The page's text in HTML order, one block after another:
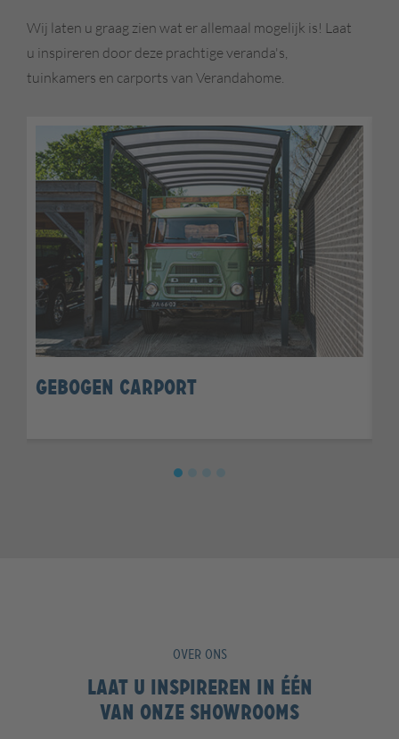
Wij laten u graag zien wat er allemaal mogelijk is! Laat
u inspireren door deze prachtige veranda's,
tuinkamers en carports van Verandahome.
Gebogen Carport
OVER ONS
Laat u inspireren in één
van onze showrooms